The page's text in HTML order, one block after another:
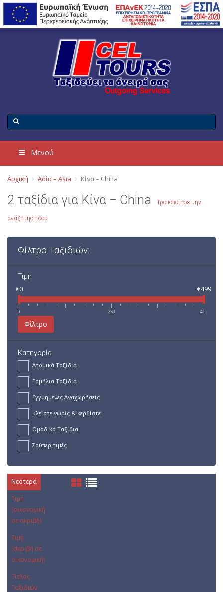
Μενού
Αρχική Ασία – Asia Κίνα – China
2 ταξίδια για Κίνα – China Τροποποίησε την
αναζήτησή σου
Φίλτρο Ταξιδιών:
Τιμή
€0
€499
0 250 499
Φίλτρο
Κατηγορία
Ατομικά Ταξίδια
Γαμήλια Ταξίδια
Εγγυημένες Αναχωρήσεις
Κλείστε νωρίς & κερδίστε
Ομαδικά Ταξίδια
Σούπερ τιμές
Νεότερα
Τιμή
(οικονομική
σε ακριβή)
Τιμή
(ακριβή σε
οικονομική)
Τίτλος
Ταξιδιών